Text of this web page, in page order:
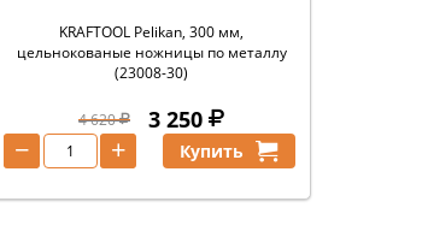
KRAFTOOL Pelikan, 300 мм,
цельнокованые ножницы по металлу
(23008-30)
4 620 3 250
+
− Купить